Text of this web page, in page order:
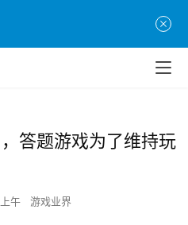
答题游戏为了维持玩
午 游戏业界